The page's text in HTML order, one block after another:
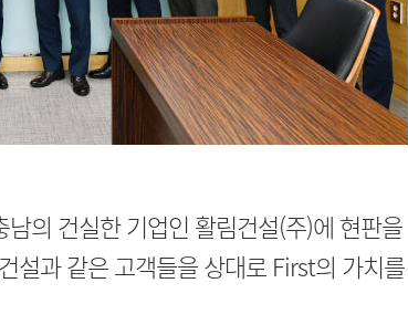
의 건실한 기업인 활림건설(주)에 현판을
설과 같은 고객들을 상대로 First의 가치를